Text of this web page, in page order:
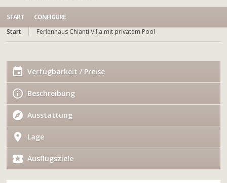
START
CONFIGURE
Start
Ferienhaus Chianti Villa mit privatem Pool
Verfügbarkeit / Preise
Beschreibung
Ausstattung
Lage
Ausflugsziele